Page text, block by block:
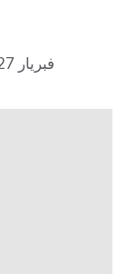
فبريار 27 2026